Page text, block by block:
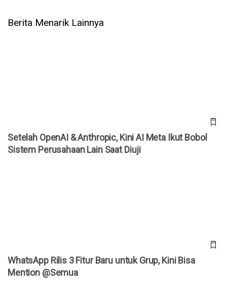
Berita Menarik Lainnya
Setelah OpenAI & Anthropic, Kini AI Meta Ikut Bobol
Sistem Perusahaan Lain Saat Diuji
WhatsApp Rilis 3 Fitur Baru untuk Grup, Kini Bisa
Mention @Semua